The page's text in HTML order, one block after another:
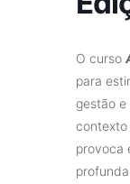
O curso
para
gestão e
contexto
provoca